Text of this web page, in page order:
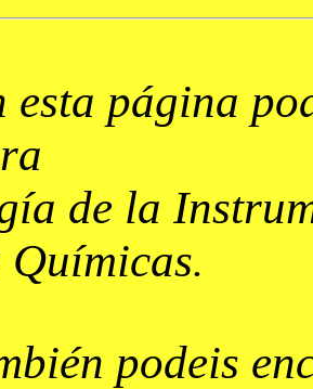
página
de la
Químicas.
podeis